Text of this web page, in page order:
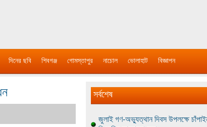
দিনের ছবি শিবগঞ্জ গোমস্তাপুর নাচোল ভোলাহাট বিজ্ঞাপন
সর্বশেষ
জুলাই গণ-অভ্যুত্থান দিবস উপলক্ষে